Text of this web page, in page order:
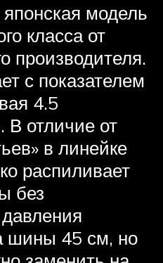
модель
класса от
производителя.
с показателем
4.5
отличие от
в линейке
распиливает
без
шины 45 см, но